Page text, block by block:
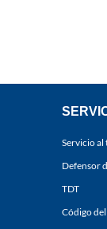
Servicio al
Defensor
TDT
Código